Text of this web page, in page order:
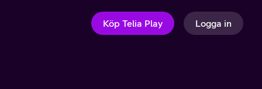
Köp Telia Play Logga in